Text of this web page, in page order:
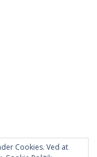
Cookies. Ved at